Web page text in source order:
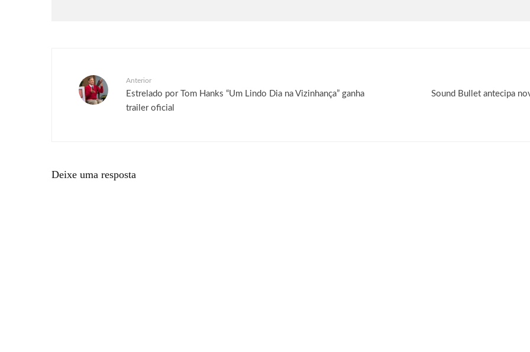
Anterior
Estrelado por Tom Hanks “Um Lindo Dia na Vizinhança” ganha
trailer oficial
Sound Bullet antecipa
Deixe uma resposta